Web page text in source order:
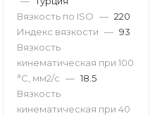
Вязкость по ISO — 220
Индекс вязкости — 93
Вязкость
кинематическая при 100
°С, мм2/с — 18.5
Вязкость
кинематическая при 40